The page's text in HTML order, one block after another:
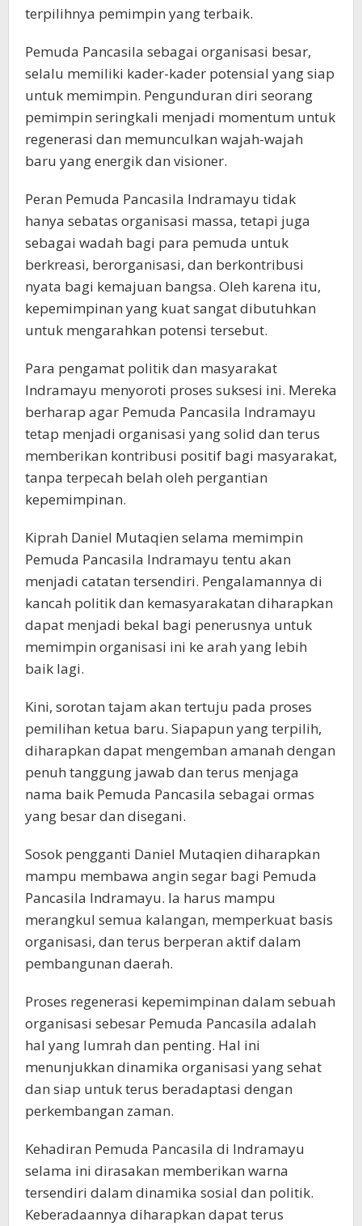
terpilihnya pemimpin yang terbaik.
Pemuda Pancasila sebagai organisasi besar,
selalu memiliki kader-kader potensial yang siap
untuk memimpin. Pengunduran diri seorang
pemimpin seringkali menjadi momentum untuk
regenerasi dan memunculkan wajah-wajah
baru yang energik dan visioner.
Peran Pemuda Pancasila Indramayu tidak
hanya sebatas organisasi massa, tetapi juga
sebagai wadah bagi para pemuda untuk
berkreasi, berorganisasi, dan berkontribusi
nyata bagi kemajuan bangsa. Oleh karena itu,
kepemimpinan yang kuat sangat dibutuhkan
untuk mengarahkan potensi tersebut.
Para pengamat politik dan masyarakat
Indramayu menyoroti proses suksesi ini. Mereka
berharap agar Pemuda Pancasila Indramayu
tetap menjadi organisasi yang solid dan terus
memberikan kontribusi positif bagi masyarakat,
tanpa terpecah belah oleh pergantian
kepemimpinan.
Kiprah Daniel Mutaqien selama memimpin
Pemuda Pancasila Indramayu tentu akan
menjadi catatan tersendiri. Pengalamannya di
kancah politik dan kemasyarakatan diharapkan
dapat menjadi bekal bagi penerusnya untuk
memimpin organisasi ini ke arah yang lebih
baik lagi.
Kini, sorotan tajam akan tertuju pada proses
pemilihan ketua baru. Siapapun yang terpilih,
diharapkan dapat mengemban amanah dengan
penuh tanggung jawab dan terus menjaga
nama baik Pemuda Pancasila sebagai ormas
yang besar dan disegani.
Sosok pengganti Daniel Mutaqien diharapkan
mampu membawa angin segar bagi Pemuda
Pancasila Indramayu. Ia harus mampu
merangkul semua kalangan, memperkuat basis
organisasi, dan terus berperan aktif dalam
pembangunan daerah.
Proses regenerasi kepemimpinan dalam sebuah
organisasi sebesar Pemuda Pancasila adalah
hal yang lumrah dan penting. Hal ini
menunjukkan dinamika organisasi yang sehat
dan siap untuk terus beradaptasi dengan
perkembangan zaman.
Kehadiran Pemuda Pancasila di Indramayu
selama ini dirasakan memberikan warna
tersendiri dalam dinamika sosial dan politik.
Keberadaannya diharapkan dapat terus